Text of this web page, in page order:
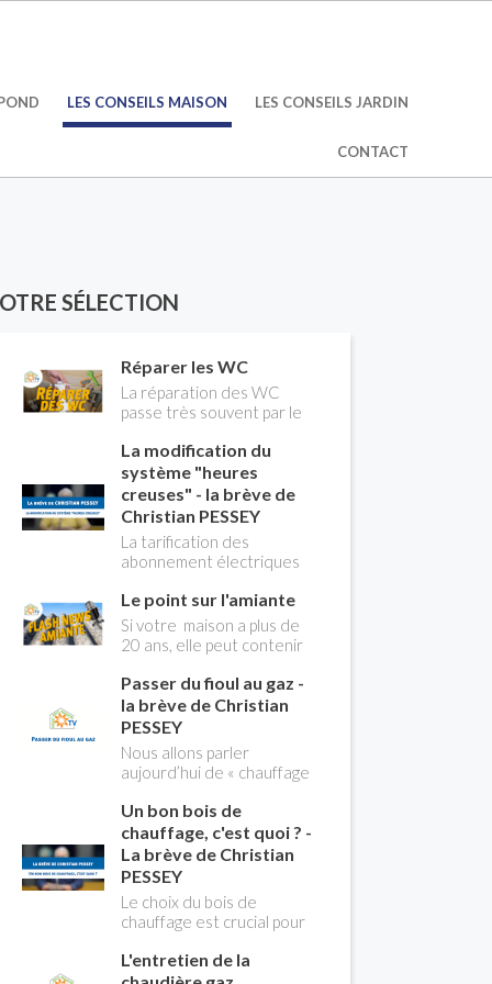
LES CONSEILS MAISON LES CONSEILS JARDIN
CONTACT
SÉLECTION
Réparer les WC
La réparation des WC
passe très souvent par le
flotteur. Tuto pour tout
vous expliquer
La modification du
système "heures
creuses" - la brève de
Christian PESSEY
La tarification des
abonnement électriques
longtemps deux
possibilités : heures
pleines, heures creuses.
Aujourd'hui Christian
PESSEY vous explique tout
ce qu'il faut savoir sur la
nouvelle modification du
système "heures creuses"
qui concerne près de 15
millions de Français !
Le point sur l'amiante
Si votre maison a plus de
20 ans, elle peut contenir
contenant de l'amiante) !
Pas de panique, on fait le
point dans notre flash
news n°3 spéciale
Amiante et ses dangers
avec Christian Pessey
Passer du fioul au gaz -
la brève de Christian
PESSEY
Nous allons parler
aujourd’hui de « chauffage
du changement d’énergie.
Nous allons aborder
l’abandon du fioul au profit
du gaz.
Un bon bois de
chauffage, c'est quoi ? -
La brève de Christian
PESSEY
Le choix du bois de
chauffage est crucial pour
rendement énergétique
L'entretien de la